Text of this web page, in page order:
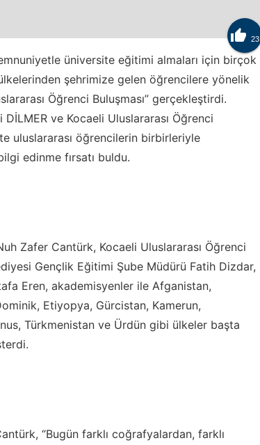
 23
üniversite eğitimi almaları için birçok
şehrimize gelen öğrencilere yönelik
Öğrenci Buluşması” gerçekleştirdi.
ve Kocaeli Uluslararası Öğrenci
uluslararası öğrencilerin birbirleriyle
edinme fırsatı buldu.
Zafer Cantürk, Kocaeli Uluslararası Öğrenci
Gençlik Eğitimi Şube Müdürü Fatih Dizdar,
Eren, akademisyenler ile Afganistan,
Etiyopya, Gürcistan, Kamerun,
Türkmenistan ve Ürdün gibi ülkeler başta
“Bugün farklı coğrafyalardan, farklı